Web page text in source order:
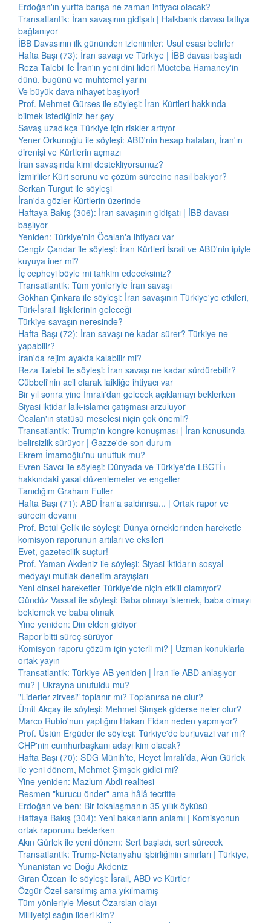
Erdoğan'ın yurtta barışa ne zaman ihtiyacı olacak?
Transatlantik: İran savaşının gidişatı | Halkbank davası tatlıya
bağlanıyor
İBB Davasının ilk gününden izlenimler: Usul esası belirler
Hafta Başı (73): İran savaşı ve Türkiye | İBB davası başladı
Reza Talebi ile İran'ın yeni dini lideri Mücteba Hamaney'in
dünü, bugünü ve muhtemel yarını
Ve büyük dava nihayet başlıyor!
Prof. Mehmet Gürses ile söyleşi: İran Kürtleri hakkında
bilmek istediğiniz her şey
Savaş uzadıkça Türkiye için riskler artıyor
Yener Orkunoğlu ile söyleşi: ABD'nin hesap hataları, İran'ın
direnişi ve Kürtlerin açmazı
İran savaşında kimi destekliyorsunuz?
İzmirliler Kürt sorunu ve çözüm sürecine nasıl bakıyor?
Serkan Turgut ile söyleşi
İran'da gözler Kürtlerin üzerinde
Haftaya Bakış (306): İran savaşının gidişatı | İBB davası
başlıyor
Yeniden: Türkiye'nin Öcalan'a ihtiyacı var
Cengiz Çandar ile söyleşi: İran Kürtleri İsrail ve ABD'nin ipiyle
kuyuya iner mi?
İç cepheyi böyle mi tahkim edeceksiniz?
Transatlantik: Tüm yönleriyle İran savaşı
Gökhan Çınkara ile söyleşi: İran savaşının Türkiye'ye etkileri,
Türk-İsrail ilişkilerinin geleceği
Türkiye savaşın neresinde?
Hafta Başı (72): İran savaşı ne kadar sürer? Türkiye ne
yapabilir?
İran'da rejim ayakta kalabilir mi?
Reza Talebi ile söyleşi: İran savaşı ne kadar sürdürebilir?
Cübbeli'nin acil olarak laikliğe ihtiyacı var
Bir yıl sonra yine İmralı'dan gelecek açıklamayı beklerken
Siyasi iktidar laik-islamcı çatışması arzuluyor
Öcalan'ın statüsü meselesi niçin çok önemli?
Transatlantik: Trump'ın kongre konuşması | İran konusunda
belirsizlik sürüyor | Gazze'de son durum
Ekrem İmamoğlu'nu unuttuk mu?
Evren Savcı ile söyleşi: Dünyada ve Türkiye'de LBGTİ+
hakkındaki yasal düzenlemeler ve engeller
Tanıdığım Graham Fuller
Hafta Başı (71): ABD İran'a saldırırsa... | Ortak rapor ve
sürecin devamı
Prof. Betül Çelik ile söyleşi: Dünya örneklerinden hareketle
komisyon raporunun artıları ve eksileri
Evet, gazetecilik suçtur!
Prof. Yaman Akdeniz ile söyleşi: Siyasi iktidarın sosyal
medyayı mutlak denetim arayışları
Yeni dinsel hareketler Türkiye'de niçin etkili olamıyor?
Gündüz Vassaf ile söyleşi: Baba olmayı istemek, baba olmayı
beklemek ve baba olmak
Yine yeniden: Din elden gidiyor
Rapor bitti süreç sürüyor
Komisyon raporu çözüm için yeterli mi? | Uzman konuklarla
ortak yayın
Transatlantik: Türkiye-AB yeniden | İran ile ABD anlaşıyor
mu? | Ukrayna unutuldu mu?
"Liderler zirvesi" toplanır mı? Toplanırsa ne olur?
Ümit Akçay ile söyleşi: Mehmet Şimşek giderse neler olur?
Marco Rubio'nun yaptığını Hakan Fidan neden yapmıyor?
Prof. Üstün Ergüder ile söyleşi: Türkiye'de burjuvazi var mı?
CHP'nin cumhurbaşkanı adayı kim olacak?
Hafta Başı (70): SDG Münih’te, Heyet İmralı’da, Akın Gürlek
ile yeni dönem, Mehmet Şimşek gidici mi?
Yine yeniden: Mazlum Abdi realitesi
Resmen "kurucu önder" ama hâlâ tecritte
Erdoğan ve ben: Bir tokalaşmanın 35 yıllık öyküsü
Haftaya Bakış (304): Yeni bakanların anlamı | Komisyonun
ortak raporunu beklerken
Akın Gürlek ile yeni dönem: Sert başladı, sert sürecek
Transatlantik: Trump-Netanyahu işbirliğinin sınırları | Türkiye,
Yunanistan ve Doğu Akdeniz
Gıran Özcan ile söyleşi: İsrail, ABD ve Kürtler
Özgür Özel sarsılmış ama yıkılmamış
Tüm yönleriyle Mesut Özarslan olayı
Milliyetçi sağın lideri kim?